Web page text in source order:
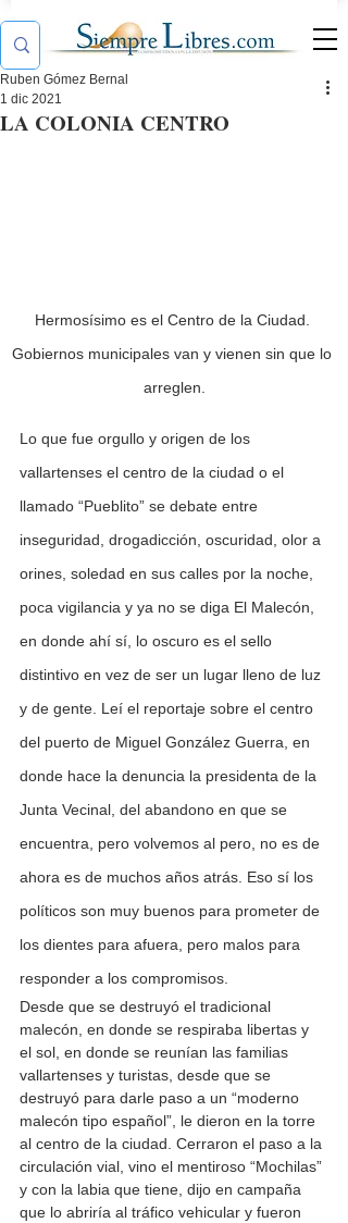
LA COLONIA CENTRO
Ruben Gómez Bernal
1 dic 2021
Hermosísimo es el Centro de la Ciudad.
Gobiernos municipales van y vienen sin que lo
arreglen.
Lo que fue orgullo y origen de los
vallartenses el centro de la ciudad o el
llamado “Pueblito” se debate entre
inseguridad, drogadicción, oscuridad, olor a
orines, soledad en sus calles por la noche,
poca vigilancia y ya no se diga El Malecón,
en donde ahí sí, lo oscuro es el sello
distintivo en vez de ser un lugar lleno de luz
y de gente. Leí el reportaje sobre el centro
del puerto de Miguel González Guerra, en
donde hace la denuncia la presidenta de la
Junta Vecinal, del abandono en que se
encuentra, pero volvemos al pero, no es de
ahora es de muchos años atrás. Eso sí los
políticos son muy buenos para prometer de
los dientes para afuera, pero malos para
responder a los compromisos.
Desde que se destruyó el tradicional
malecón, en donde se respiraba libertas y
el sol, en donde se reunían las familias
vallartenses y turistas, desde que se
destruyó para darle paso a un “moderno
malecón tipo español”, le dieron en la torre
al centro de la ciudad. Cerraron el paso a la
circulación vial, vino el mentiroso “Mochilas”
y con la labia que tiene, dijo en campaña
que lo abriría al tráfico vehicular y fueron